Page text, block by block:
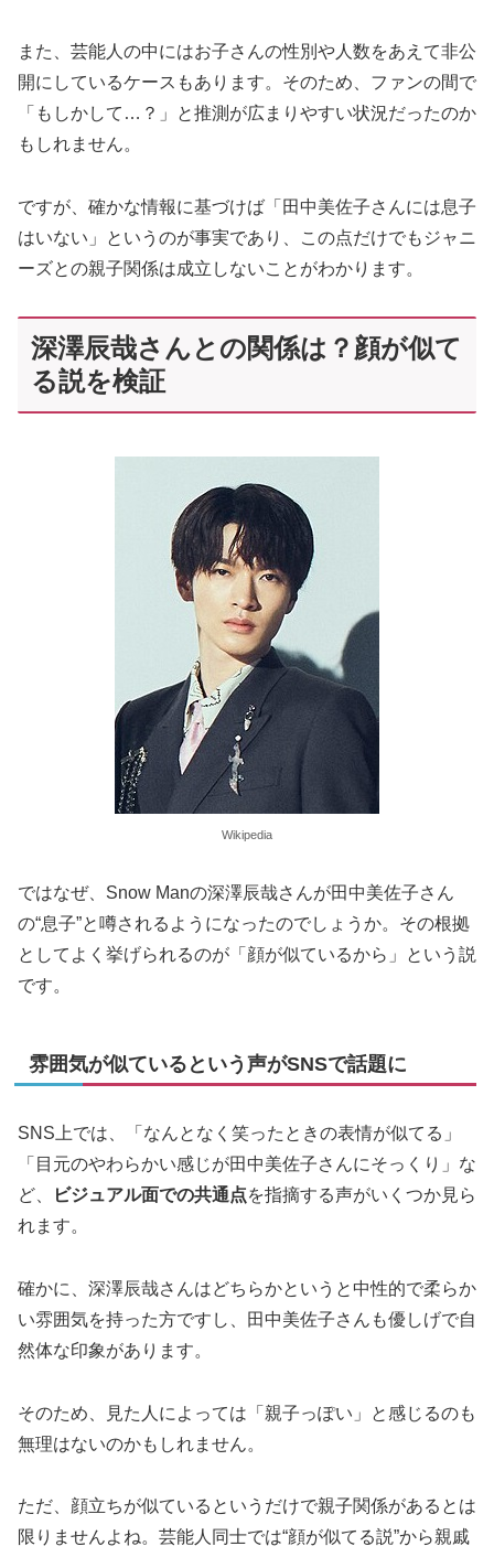
また、芸能人の中にはお子さんの性別や人数をあえて非公
開にしているケースもあります。そのため、ファンの間で
「もしかして…？」と推測が広まりやすい状況だったのか
もしれません。
ですが、確かな情報に基づけば「田中美佐子さんには息子
はいない」というのが事実であり、この点だけでもジャニ
ーズとの親子関係は成立しないことがわかります。
深澤辰哉さんとの関係は？顔が似て
る説を検証
Wikipedia
ではなぜ、Snow Manの深澤辰哉さんが田中美佐子さん
の“息子”と噂されるようになったのでしょうか。その根拠
としてよく挙げられるのが「顔が似ているから」という説
です。
雰囲気が似ているという声がSNSで話題に
SNS上では、「なんとなく笑ったときの表情が似てる」
「目元のやわらかい感じが田中美佐子さんにそっくり」な
ど、
ビジュアル面での共通点を指摘する声がいくつか見ら
れます。
確かに、深澤辰哉さんはどちらかというと中性的で柔らか
い雰囲気を持った方ですし、田中美佐子さんも優しげで自
然体な印象があります。
そのため、見た人によっては「親子っぽい」と感じるのも
無理はないのかもしれません。
ただ、顔立ちが似ているというだけで親子関係があるとは
限りませんよね。芸能人同士では“顔が似てる説”から親戚